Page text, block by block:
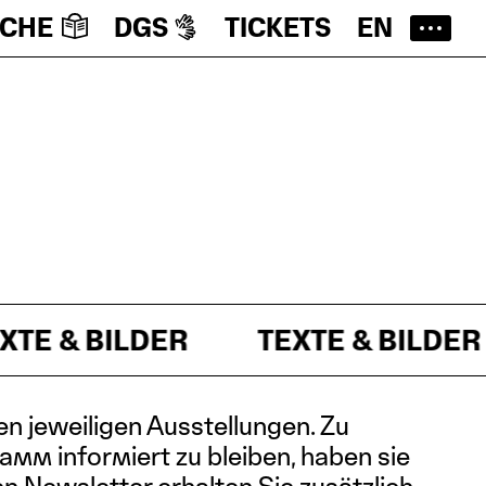
DGS TICKETS EN
TEXTE & BILDER
jeweiligen Ausstellungen. Zu
informiert zu bleiben, haben sie